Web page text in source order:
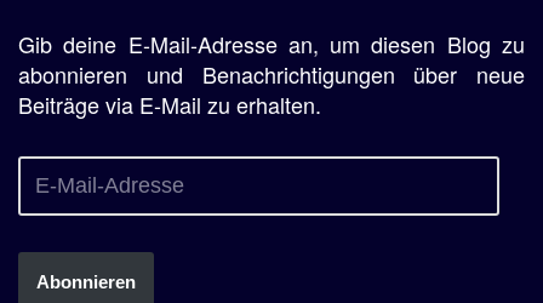
Gib deine E-Mail-Adresse an, um diesen Blog zu
abonnieren und Benachrichtigungen über neue
Beiträge via E-Mail zu erhalten.
Abonnieren